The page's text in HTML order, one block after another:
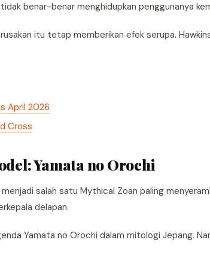
benar-benar menghidupkan penggunanya
itu tetap memberikan efek serupa.
April 2026
Cross
Yamata no Orochi
salah satu Mythical Zoan paling
delapan.
Yamata no Orochi dalam mitologi Jepang.